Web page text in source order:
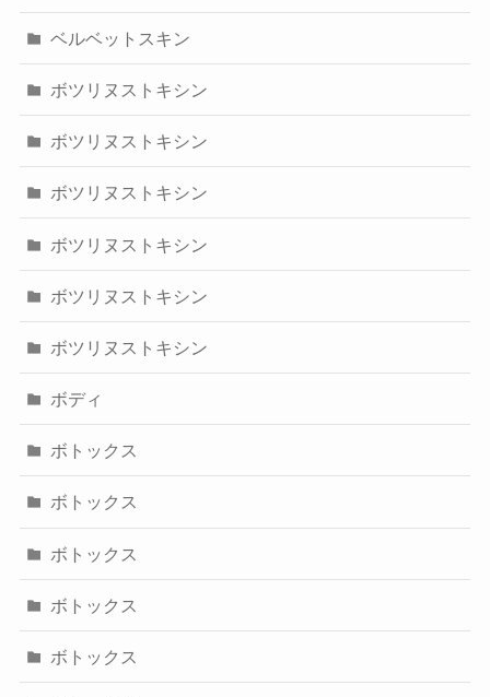
ベルベットスキン
ボツリヌストキシン
ボツリヌストキシン
ボツリヌストキシン
ボツリヌストキシン
ボツリヌストキシン
ボツリヌストキシン
ボディ
ボトックス
ボトックス
ボトックス
ボトックス
ボトックス